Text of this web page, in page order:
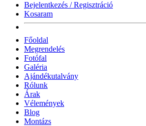
Bejelentkezés / Regisztráció
Kosaram
Főoldal
Megrendelés
Fotófal
Galéria
Ajándékutalvány
Rólunk
Árak
Vélemények
Blog
Montázs